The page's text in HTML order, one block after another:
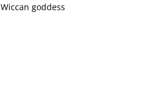
Wiccan goddess